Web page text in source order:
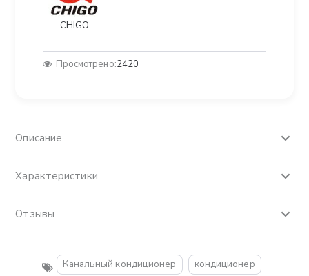
CHIGO
Просмотрено:2420
Описание
Характеристики
Отзывы
Канальный кондиционер
кондиционер